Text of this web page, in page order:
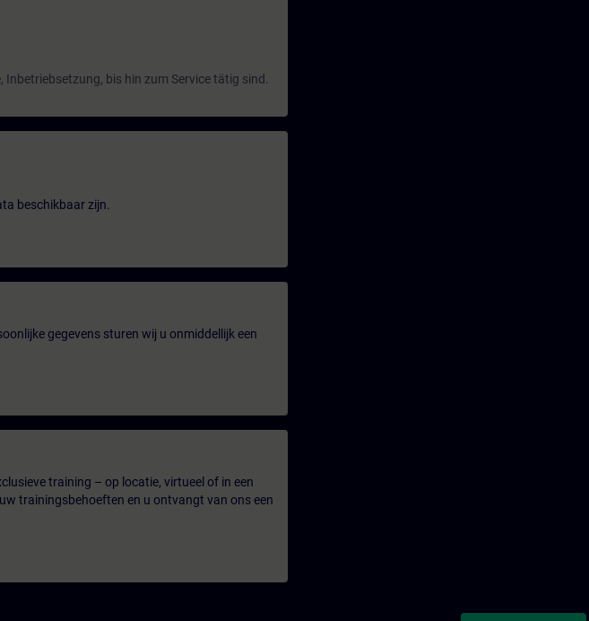
bis hin zum Service tätig sind.
beschikbaar zijn.
gegevens sturen wij u onmiddellijk een
training – op locatie, virtueel of in een
trainingsbehoeften en u ontvangt van ons een